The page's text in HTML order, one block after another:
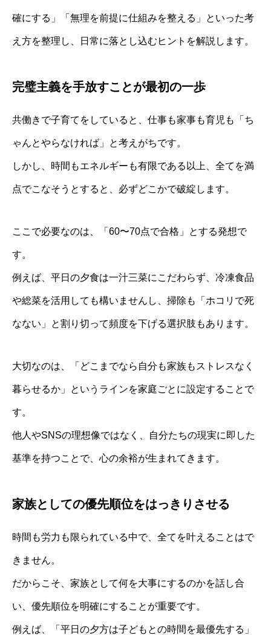
確にする」「無理を前提に仕組みを整える」といった考
え方を整理し、日常に落とし込むヒントを解説します。
完璧主義を手放すことが最初の一歩
共働きで子育てをしていると、仕事も家事も育児も「ち
ゃんとやらなければ」と考えがちです。
しかし、時間もエネルギーも有限である以上、全てを満
点でこなそうとすると、必ずどこかで破綻します。
ここで必要なのは、「60〜70点で合格」とする発想で
す。
例えば、平日の夕食は一汁三菜にこだわらず、冷凍食品
や総菜を活用しても構いませんし、掃除も「ホコリで死
なない」と割り切って頻度を下げる選択肢もあります。
大切なのは、「どこまでなら自分も家族もストレスなく
暮らせるか」というラインを家庭ごとに設定することで
す。
他人やSNSの理想像ではなく、自分たちの現実に即した
基準を持つことで、心の余裕が生まれてきます。
家族としての優先順位をはっきりさせる
時間も労力も限られている中で、全てを叶えることはで
きません。
だからこそ、家族として何を大事にするのかを話し合
い、優先順位を明確にすることが重要です。
例えば、「平日の夕方は子どもとの時間を最優先する」